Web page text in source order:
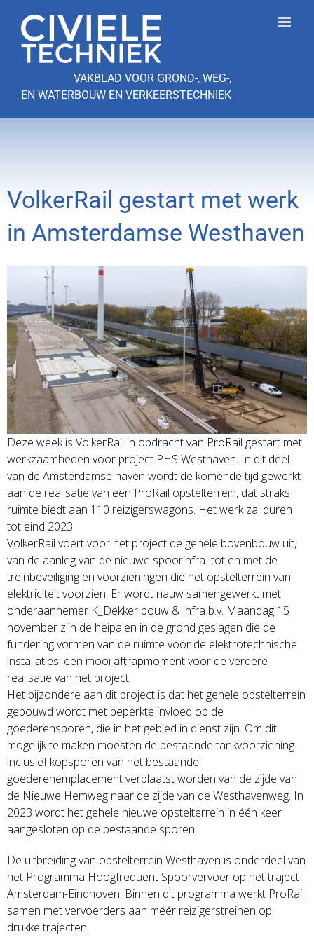
naar
inhoud
VAKBLAD VOOR GROND-, WEG-,
EN WATERBOUW EN VERKEERSTECHNIEK
VolkerRail gestart met werk
in Amsterdamse Westhaven
Deze week is VolkerRail in opdracht van ProRail gestart met
werkzaamheden voor project PHS Westhaven. In dit deel
van de Amsterdamse haven wordt de komende tijd gewerkt
aan de realisatie van een ProRail opstelterrein, dat straks
ruimte biedt aan 110 reizigerswagons. Het werk zal duren
tot eind 2023.
VolkerRail voert voor het project de gehele bovenbouw uit,
van de aanleg van de nieuwe spoorinfra tot en met de
treinbeveiliging en voorzieningen die het opstelterrein van
elektriciteit voorzien. Er wordt nauw samengewerkt met
onderaannemer K_Dekker bouw & infra b.v. Maandag 15
november zijn de heipalen in de grond geslagen die de
fundering vormen van de ruimte voor de elektrotechnische
installaties: een mooi aftrapmoment voor de verdere
realisatie van het project.
Het bijzondere aan dit project is dat het gehele opstelterrein
gebouwd wordt met beperkte invloed op de
goederensporen, die in het gebied in dienst zijn. Om dit
mogelijk te maken moesten de bestaande tankvoorziening
inclusief kopsporen van het bestaande
goederenemplacement verplaatst worden van de zijde van
de Nieuwe Hemweg naar de zijde van de Westhavenweg. In
2023 wordt het gehele nieuwe opstelterrein in één keer
aangesloten op de bestaande sporen.
De uitbreiding van opstelterrein Westhaven is onderdeel van
het Programma Hoogfrequent Spoorvervoer op het traject
Amsterdam-Eindhoven. Binnen dit programma werkt ProRail
samen met vervoerders aan méér reizigerstreinen op
drukke trajecten.